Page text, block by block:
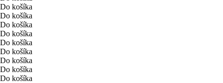
Do košíka
Do košíka
Do košíka
Do košíka
Do košíka
Do košíka
Do košíka
Do košíka
Do košíka